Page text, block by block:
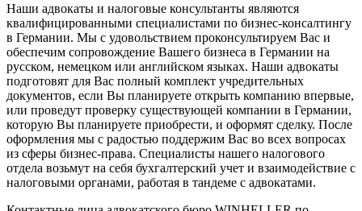
Наши адвокаты и налоговые консультанты являются
квалифицированными специалистами по бизнес-консалтингу
в Германии. Мы с удовольствием проконсультируем Вас и
обеспечим сопровождение Вашего бизнеса в Германии на
русском, немецком или английском языках. Наши адвокаты
подготовят для Вас полный комплект учредительных
документов, если Вы планируете открыть компанию впервые,
или проведут проверку существующей компании в Германии,
которую Вы планируете приобрести, и оформят сделку. После
оформления мы с радостью поддержим Вас во всех вопросах
из сферы бизнес-права. Специалисты нашего налогового
отдела возьмут на себя бухгалтерский учет и взаимодействие с
налоговыми органами, работая в тандеме с адвокатами.